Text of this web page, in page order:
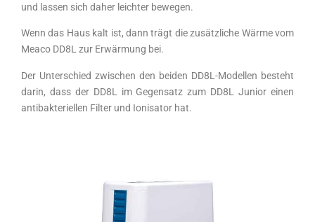
und lassen sich daher leichter bewegen.
Wenn das Haus kalt ist, dann trägt die zusätzliche Wärme vom
Meaco DD8L zur Erwärmung bei.
Der Unterschied zwischen den beiden DD8L-Modellen besteht
darin, dass der DD8L im Gegensatz zum DD8L Junior einen
antibakteriellen Filter und Ionisator hat.